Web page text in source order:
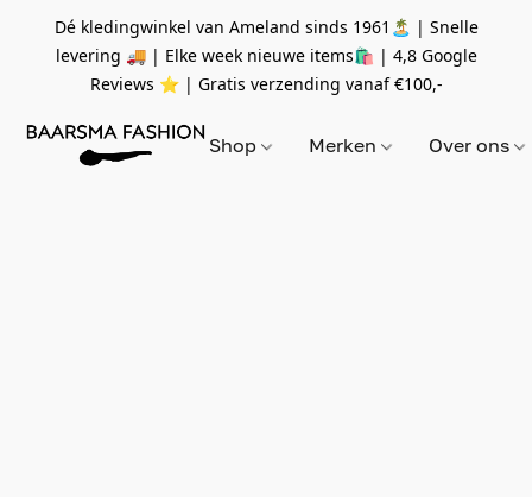
Dé kledingwinkel van Ameland sinds 1961🏝 | Snelle
levering 🚚 | Elke week nieuwe items🛍 | 4,8 Google
Reviews ⭐️ | Gratis verzending vanaf€100,-
Shop Merken Over ons